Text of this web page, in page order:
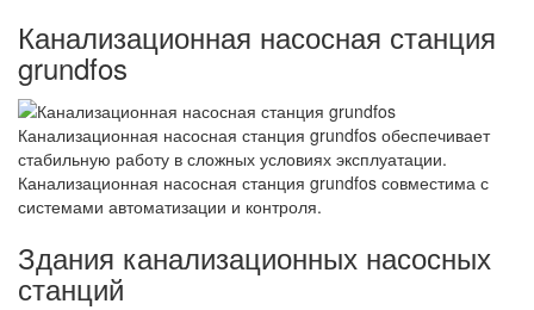
Канализационная насосная станция
grundfos
Канализационная насосная станция grundfos обеспечивает
стабильную работу в сложных условиях эксплуатации.
Канализационная насосная станция grundfos совместима с
системами автоматизации и контроля.
Здания канализационных насосных
станций